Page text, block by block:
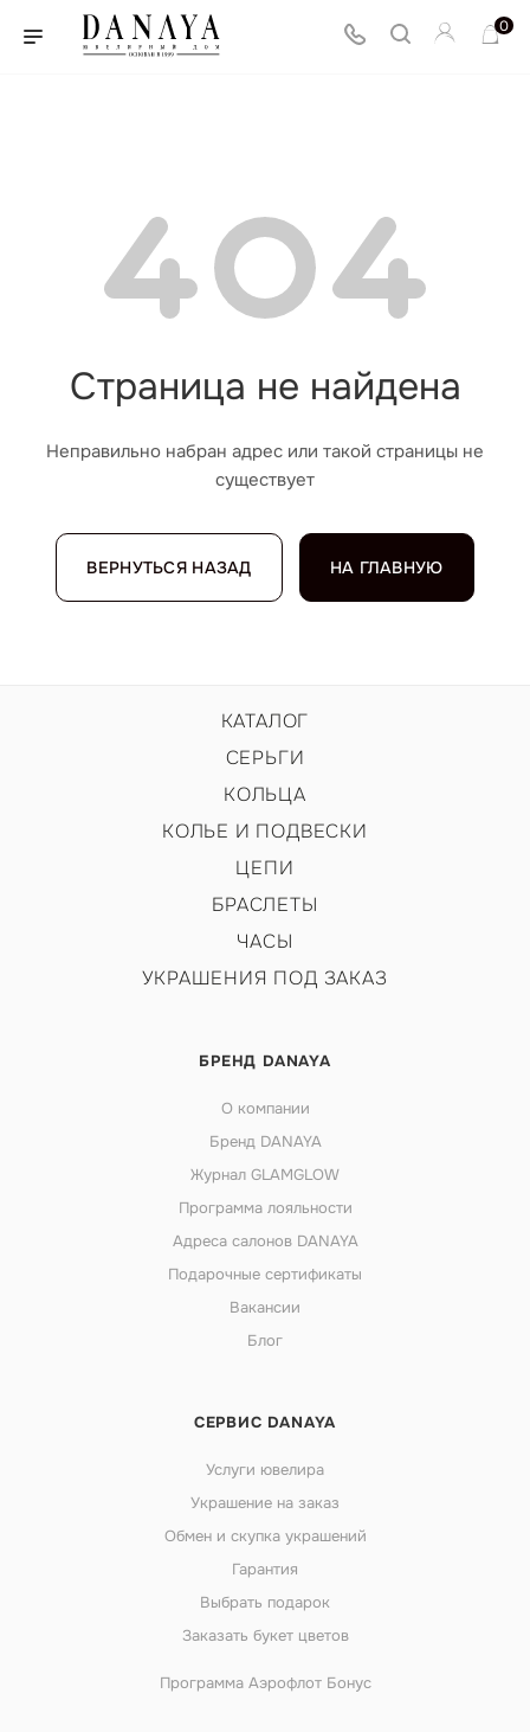
0
Страница не найдена
Неправильно набран адрес или такой страницы не
существует
ВЕРНУТЬСЯ НАЗАД НА ГЛАВНУЮ
КАТАЛОГ
СЕРЬГИ
КОЛЬЦА
КОЛЬЕ И ПОДВЕСКИ
ЦЕПИ
БРАСЛЕТЫ
ЧАСЫ
УКРАШЕНИЯ ПОД ЗАКАЗ
БРЕНД DANAYA
О компании
Бренд DANAYA
Журнал GLAMGLOW
Программа лояльности
Адреса салонов DANAYA
Подарочные сертификаты
Вакансии
Блог
СЕРВИС DANAYA
Услуги ювелира
Украшение на заказ
Обмен и скупка украшений
Гарантия
Выбрать подарок
Заказать букет цветов
Программа Аэрофлот Бонус